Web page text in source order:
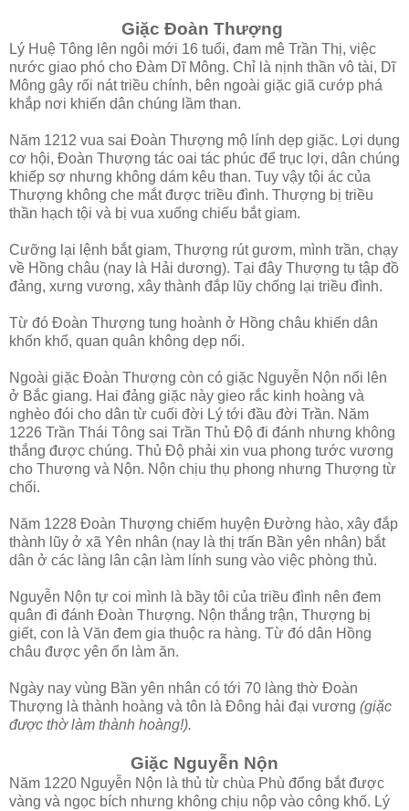
Giặc Đoàn Thượng
Lý Huệ Tông lên ngôi mới 16 tuổi, đam mê Trần Thị, việc
nước giao phó cho Đàm Dĩ Mông. Chỉ là nịnh thần vô tài, Dĩ
Mông gây rối nát triều chính, bên ngoài giặc giã cướp phá
khắp nơi khiến dân chúng lầm than.
Năm 1212 vua sai Đoàn Thượng mộ lính dẹp giặc. Lợi dụng
cơ hội, Đoàn Thượng tác oai tác phúc để trục lợi, dân chúng
khiếp sợ nhưng không dám kêu than. Tuy vậy tội ác của
Thượng không che mắt được triều đình. Thượng bị triều
thần hạch tội và bị vua xuống chiếu bắt giam.
Cưỡng lại lệnh bắt giam, Thượng rút gươm, mình trần, chạy
về Hồng châu (nay là Hải dương). Tại đây Thượng tụ tập đồ
đảng, xưng vương, xây thành đắp lũy chống lại triều đình.
Từ đó Đoàn Thượng tung hoành ở Hồng châu khiến dân
khốn khổ, quan quân không dẹp nổi.
Ngoài giặc Đoàn Thượng còn có giặc Nguyễn Nộn nổi lên
ở Bắc giang. Hai đảng giặc này gieo rắc kinh hoàng và
nghèo đói cho dân từ cuối đời Lý tới đầu đời Trần. Năm
1226 Trần Thái Tông sai Trần Thủ Độ đi đánh nhưng không
thắng được chúng. Thủ Độ phải xin vua phong tước vương
cho Thượng và Nộn. Nộn chịu thụ phong nhưng Thượng từ
chối.
Năm 1228 Đoàn Thượng chiếm huyện Đường hào, xây đắp
thành lũy ở xã Yên nhân (nay là thị trấn Bần yên nhân) bắt
dân ở các làng lân cận làm lính sung vào việc phòng thủ.
Nguyễn Nộn tự coi mình là bầy tôi của triều đình nên đem
quân đi đánh Đoàn Thượng. Nộn thắng trận, Thượng bị
giết, con là Văn đem gia thuộc ra hàng. Từ đó dân Hồng
châu được yên ổn làm ăn.
Ngày nay vùng Bần yên nhân có tới 70 làng thờ Đoàn
Thượng là thành hoàng và tôn là Đông hải đại vương (giặc
được thờ làm thành hoàng!).
Giặc Nguyễn Nộn
Năm 1220 Nguyễn Nộn là thủ từ chùa Phù đổng bắt được
vàng và ngọc bích nhưng không chịu nộp vào công khố. Lý